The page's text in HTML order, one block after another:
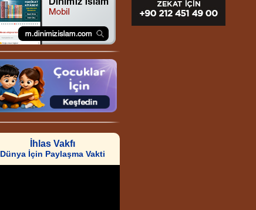
İhlas Vakfı
Dünya İçin Paylaşma Vakti